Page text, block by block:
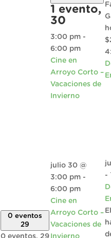
0 eventos
29
0 eventos, 29
1 evento,
30
3:00 pm -
6:00 pm
Cine en
Arroyo Corto –
Vacaciones de
Invierno
julio 30 @
3:00 pm -
6:00 pm
Cine en
Arroyo Corto –
Vacaciones de
Invierno
-